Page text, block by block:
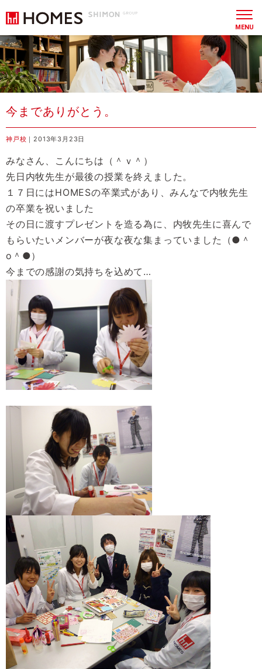
MENU
今までありがとう。
神戸校 ｜2013年3月23日
みなさん、こんにちは（＾ｖ＾）
先日内牧先生が最後の授業を終えました。
１７日にはHOMESの卒業式があり、みんなで内牧先生
の卒業を祝いました
その日に渡すプレゼントを造る為に、内牧先生に喜んで
もらいたいメンバーが夜な夜な集まっていました（●＾
o＾●）
今までの感謝の気持ちを込めて…